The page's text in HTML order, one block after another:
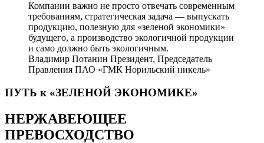
Компании важно не просто отвечать современным
требованиям, стратегическая задача — выпускать
продукцию, полезную для «зеленой экономики»
будущего, а производство экологичной продукции
и само должно быть экологичным.
Владимир Потанин Президент, Председатель
Правления ПАО «ГМК Норильский никель»
ПУТЬ к «ЗЕЛЕНОЙ ЭКОНОМИКЕ»
НЕРЖАВЕЮЩЕЕ
ПРЕВОСХОДСТВО